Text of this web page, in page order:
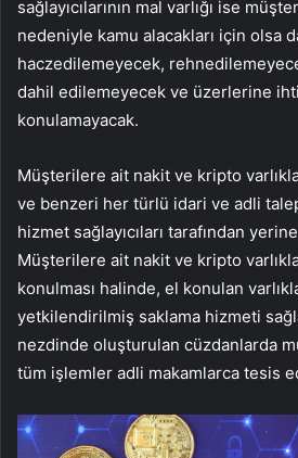
sağlayıcılarının mal varlığı ise
nedeniyle kamu alacakları için olsa
haczedilemeyecek,
dahil edilemeyecek ve üzerlerine
konulamayacak.
Müşterilere ait nakit ve kripto
ve benzeri her türlü idari ve adli
hizmet sağlayıcıları tarafından
Müşterilere ait nakit ve kripto
konulması halinde, el konulan
yetkilendirilmiş saklama hizmeti
nezdinde oluşturulan cüzdanlarda
tüm işlemler adli makamlarca tesis